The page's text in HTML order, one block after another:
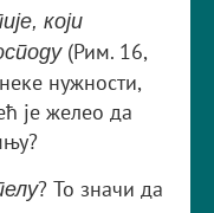
који
(Рим. 16,
нужности,
је желео да
? То значи да